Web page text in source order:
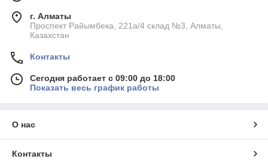
г. Алматы
Проспект Райымбека, 221а/4 склад №3, Алматы,
Казахстан
Контакты
Сегодня работает с 09:00 до 18:00
Показать весь график работы
О нас
Контакты